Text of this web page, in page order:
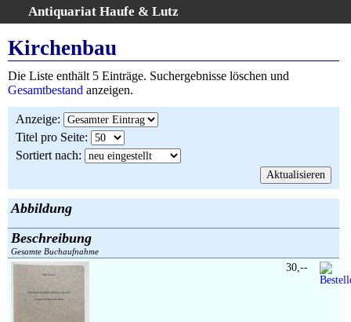
Antiquariat Haufe & Lutz
Home
Gesamtbestand
Kategorien
Schlagwörter
Suchergebnisse
AGB
Widerruf
Über uns
Aktuelle Kataloge
Kontakt
Kirchenbau
Die Liste enthält 5 Einträge. Suchergebnisse löschen und
Gesamtbestand anzeigen.
Anzeige:
Titel pro Seite:
Sortiert nach:
Abbildung
Beschreibung
Gesamte Buchaufnahme
30,--